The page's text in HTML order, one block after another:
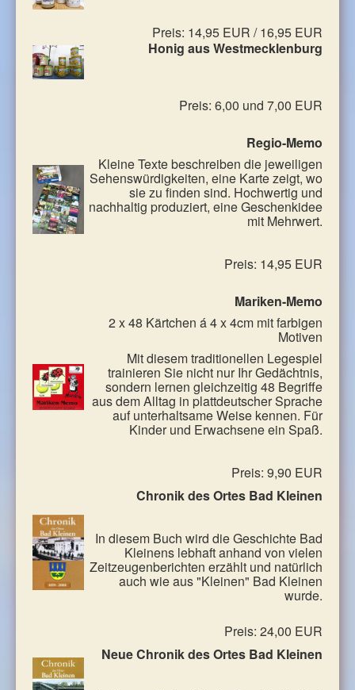
Preis: 14,95 EUR / 16,95 EUR
Honig aus Westmecklenburg
Preis: 6,00 und 7,00 EUR
Regio-Memo
Kleine Texte beschreiben die jeweiligen
Sehenswürdigkeiten, eine Karte zeigt, wo
sie zu finden sind. Hochwertig und
nachhaltig produziert, eine Geschenkidee
mit Mehrwert.
Preis: 14,95 EUR
Mariken-Memo
2 x 48 Kärtchen á 4 x 4cm mit farbigen
Motiven
Mit diesem traditionellen Legespiel
trainieren Sie nicht nur Ihr Gedächtnis,
sondern lernen gleichzeitig 48 Begriffe
aus dem Alltag in plattdeutscher Sprache
auf unterhaltsame Weise kennen. Für
Kinder und Erwachsene ein Spaß.
Preis: 9,90 EUR
Chronik des Ortes Bad Kleinen
In diesem Buch wird die Geschichte Bad
Kleinens lebhaft anhand von vielen
Zeitzeugenberichten erzählt und natürlich
auch wie aus "Kleinen" Bad Kleinen
wurde.
Preis: 24,00 EUR
Neue Chronik des Ortes Bad Kleinen